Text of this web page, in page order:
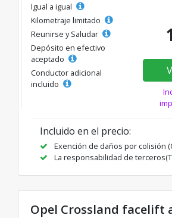
Igual a igual
Kilometraje limitado
Reunirse y Saludar
Depósito en efectivo
aceptado
Conductor adicional
incluido
Incluido en el precio:
Exención de daños por colisión
La responsabilidad de
Opel Crossland facelift